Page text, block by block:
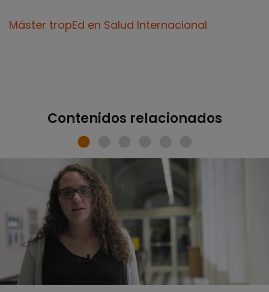
Máster tropEd en Salud Internacional
Contenidos relacionados